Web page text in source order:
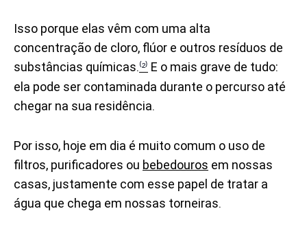
Isso porque elas vêm com uma alta
concentração de cloro, flúor e outros resíduos de
substâncias químicas.⁽²⁾ E o mais grave de tudo:
ela pode ser contaminada durante o percurso até
chegar na sua residência.
Por isso, hoje em dia é muito comum o uso de
filtros, purificadores ou bebedouros em nossas
casas, justamente com esse papel de tratar a
água que chega em nossas torneiras.